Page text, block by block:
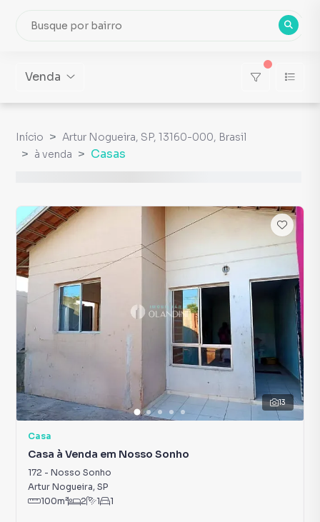
Venda
Início
Artur Nogueira, SP, 13160-000, Brasil
à venda
Casas
13
Casa
Casa à Venda em Nosso Sonho
172 - Nosso Sonho
Artur Nogueira, SP
100m² 2 1 1